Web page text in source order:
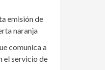
emisión de
naranja
comunica a
el servicio de